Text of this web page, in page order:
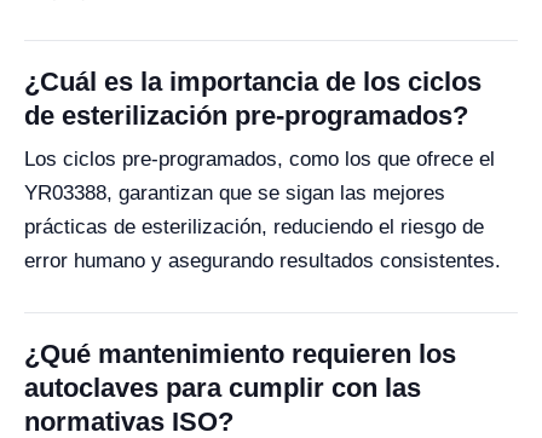
¿Cuál es la importancia de los ciclos
de esterilización pre-programados?
Los ciclos pre-programados, como los que ofrece el
YR03388, garantizan que se sigan las mejores
prácticas de esterilización, reduciendo el riesgo de
error humano y asegurando resultados consistentes.
¿Qué mantenimiento requieren los
autoclaves para cumplir con las
normativas ISO?